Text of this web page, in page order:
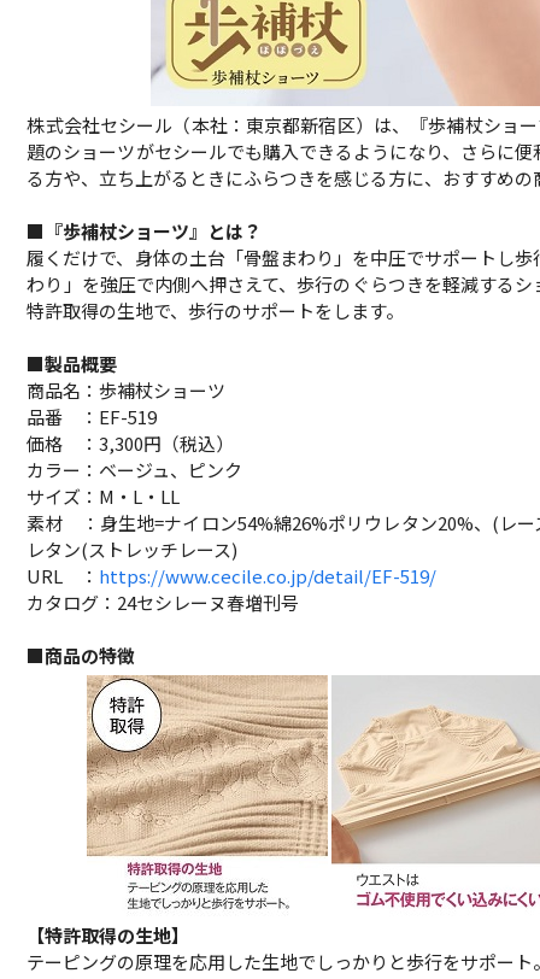
株式会社セシール（本社：東京都新宿区）は、『歩補杖ショ
題のショーツがセシールでも購入できるようになり、さらに
る方や、立ち上がるときにふらつきを感じる方に、おすすめの
■『歩補杖ショーツ』とは？
履くだけで、身体の土台「骨盤まわり」を中圧でサポートし
わり」を強圧で内側へ押さえて、歩行のぐらつきを軽減する
特許取得の生地で、歩行のサポートをします。
■製品概要
商品名：歩補杖ショーツ
品番 ：EF-519
価格 ：3,300円（税込）
カラー：ベージュ、ピンク
サイズ：M・L・LL
素材 ：身生地=ナイロン54%綿26%ポリウレタン20%、(レ
レタン(ストレッチレース)
URL ： https://www.cecile.co.jp/detail/EF-519/
カタログ：24セシレーヌ春増刊号
■商品の特徴
【特許取得の生地】
テーピングの原理を応用した生地でしっかりと歩行をサポート